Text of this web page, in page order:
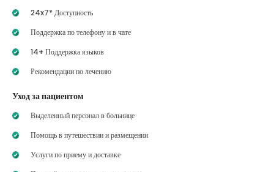
24x7* Доступность
Поддержка по телефону и в чате
14+ Поддержка языков
Рекомендации по лечению
Уход за пациентом
Выделенный персонал в больнице
Помощь в путешествии и размещении
Услуги по приему и доставке